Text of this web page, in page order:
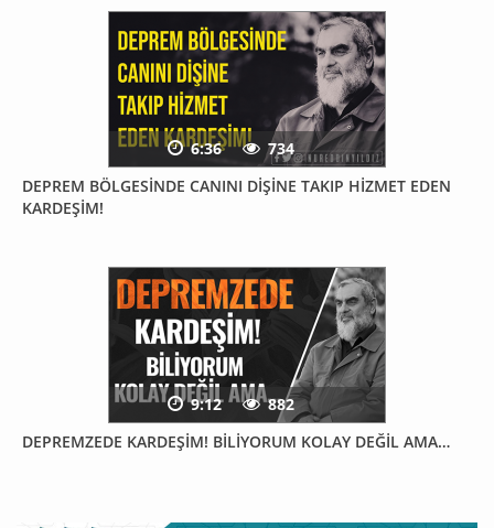
DEPREM BÖLGESİNDE CANINI DİŞİNE TAKIP HİZMET EDEN
KARDEŞİM!
6:36 734
DEPREMZEDE KARDEŞİM! BİLİYORUM KOLAY DEĞİL AMA…
9:12 882